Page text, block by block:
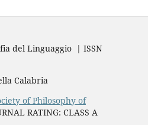
del Linguaggio | ISSN
Calabria
of Philosophy of
RATING: CLASS A